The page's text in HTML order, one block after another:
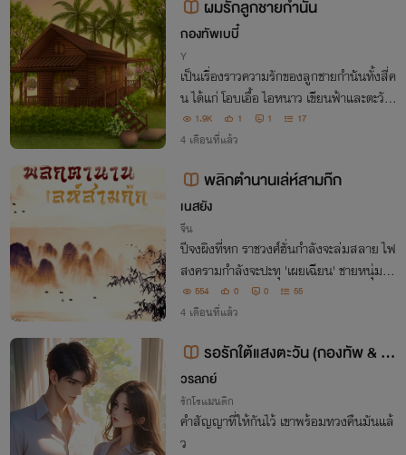
ผมรักลูกชายกำนัน
กองทัพเบบี๋
Y
เป็นเรื่องราวความรักของลูกชายกำนันทั้งสี่ค
น ได้แก่ โอบเอื้อ ไอหนาว เขียนฟ้าและตะวัน
แต่ละคนจะต้องเจออะไรกันบ้างกับความรักใ
นครั้งนี้ต้องติดตาม
1.9K 1 1 17
4 เดือนที่แล้ว
พลิกตำนานเล่ห์สามก๊ก
เนสยัง
จีน
ปีจงผิงที่หก ราชวงศ์ฮั่นกำลังจะล่มสลาย ไฟ
สงครามกำลังจะปะทุ 'เผยเฉียน' ชายหนุ่มจา
กอนาคตหลงเข้ามาอยู่ใจกลางความวุ่นวาย
ณ เมืองหลวงลั่วหยาง ในยุคที่ตระกูลใหญ่กิ
554 0 0 55
4 เดือนที่แล้ว
รอรักใต้แสงตะวัน (กองทัพ & ตะ
วัน)
วรลภย์
รักโรแมนติก
คำสัญญาที่ให้กันไว้ เขาพร้อมทวงคืนมันแล้
ว